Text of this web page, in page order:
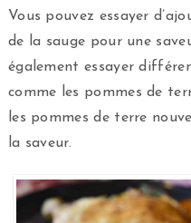
Vous pouvez essayer
de la sauge pour une
également essayer
comme les pommes de
les pommes de terre
la saveur.